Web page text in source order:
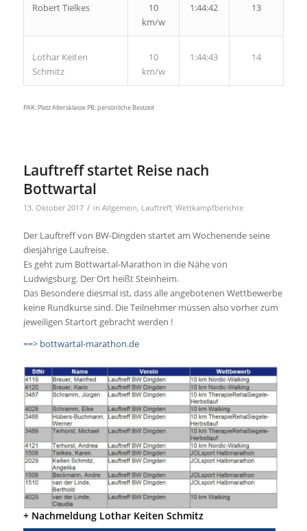
Robert Tielkes
10
km/w
1:44:42 13
Lothar Keiten
Schmitz
10
km/w
1:44:43 14
PAK: Platz Altersklasse PB: persönliche Bestzeit
Lauftreff startet Reise nach
Bottwartal
13. Oktober 2017 / in Allgemein, Lauftreff, Wettkampfberichte
Der Lauftreff von BW-Dingden startet am Wochenende seine
diesjährige Laufreise.
Es geht zum Bottwartal-Marathon in die Nähe von
Ludwigsburg. Der Ort heißt Steinheim.
Das Besondere diesmal ist, dass alle angebotenen Wettbewerbe
keine Rundkurse sind. Die Teilnehmer müssen also vorher zum
jeweiligen Startort gebracht werden !
==> bottwartal-marathon.de
+ Nachmeldung Lothar Keiten Schmitz